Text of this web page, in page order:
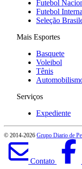
Futebol
Futebol
Seleção
Mais Esportes
Basquete
Voleibol
Tênis
Serviços
Expediente
© 2014-2026 Grupo Diario de
Contato